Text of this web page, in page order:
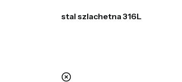
stal szlachetna 316L
nie